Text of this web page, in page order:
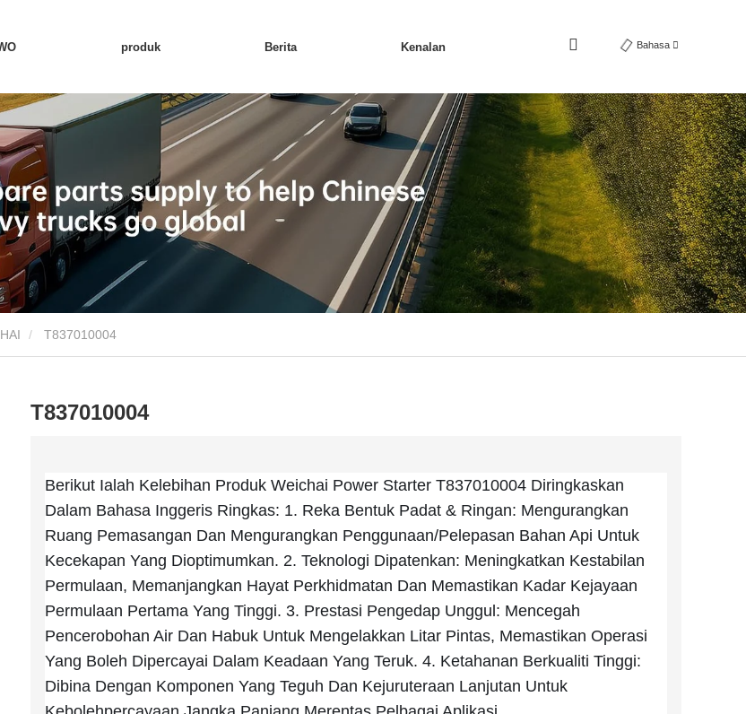
produk Berita Kenalan Bahasa
T837010004
T837010004
Berikut Ialah Kelebihan Produk Weichai Power Starter T837010004 Diringkaskan
Dalam Bahasa Inggeris Ringkas: 1. Reka Bentuk Padat & Ringan: Mengurangkan
Ruang Pemasangan Dan Mengurangkan Penggunaan/pelepasan Bahan Api Untuk
Kecekapan Yang Dioptimumkan. 2. Teknologi Dipatenkan: Meningkatkan Kestabilan
Permulaan, Memanjangkan Hayat Perkhidmatan Dan Memastikan Kadar Kejayaan
Permulaan Pertama Yang Tinggi. 3. Prestasi Pengedap Unggul: Mencegah
Pencerobohan Air Dan Habuk Untuk Mengelakkan Litar Pintas, Memastikan Operasi
Yang Boleh Dipercayai Dalam Keadaan Yang Teruk. 4. Ketahanan Berkualiti Tinggi:
Dibina Dengan Komponen Yang Teguh Dan Kejuruteraan Lanjutan Untuk